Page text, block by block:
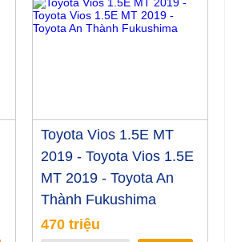
Toyota Vios 1.5E MT
2019 - Toyota Vios 1.5E
MT 2019 - Toyota An
Thành Fukushima
470 triệu